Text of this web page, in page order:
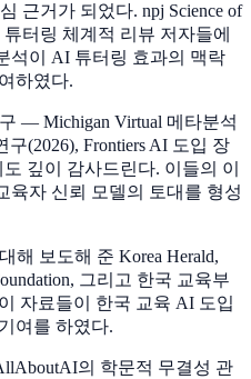
근거가 되었다. npj Science of
터링 체계적 리뷰 저자들에
석이 AI 튜터링 효과의 맥락
하였다.
— Michigan Virtual 메타분석
(2026), Frontiers AI 도입 장
깊이 감사드린다. 이들의 이
육자 신뢰 모델의 토대를 형성
해 보도해 준 Korea Herald,
그리고 한국 교육부
자료들이 한국 교육 AI 도입
여를 하였다.
의 학문적 무결성 관